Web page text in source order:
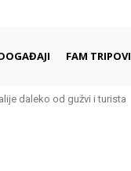
FAM TRIPOVI
daleko od gužvi i turista